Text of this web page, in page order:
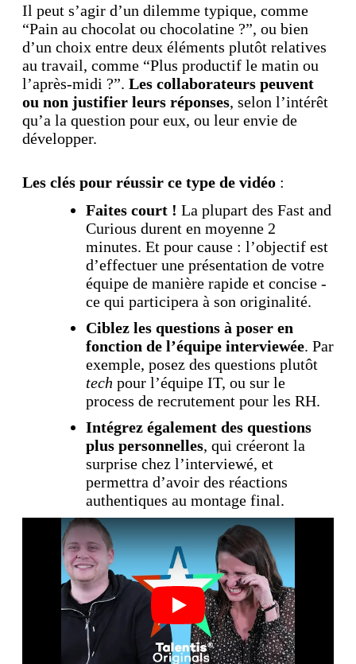
Il peut s’agir d’un dilemme typique, comme
“Pain au chocolat ou chocolatine ?”, ou bien
d’un choix entre deux éléments plutôt relatives
au travail, comme “Plus productif le matin ou
l’après-midi ?”. Les collaborateurs peuvent
ou non justifier leurs réponses, selon l’intérêt
qu’a la question pour eux, ou leur envie de
développer.
Les clés pour réussir ce type de vidéo :
Faites court ! La plupart des Fast and
Curious durent en moyenne 2
minutes. Et pour cause : l’objectif est
d’effectuer une présentation de votre
équipe de manière rapide et concise -
ce qui participera à son originalité.
Ciblez les questions à poser en
fonction de l’équipe interviewée. Par
exemple, posez des questions plutôt
tech pour l’équipe IT, ou sur le
process de recrutement pour les RH.
Intégrez également des questions
plus personnelles, qui créeront la
surprise chez l’interviewé, et
permettra d’avoir des réactions
authentiques au montage final.
Play